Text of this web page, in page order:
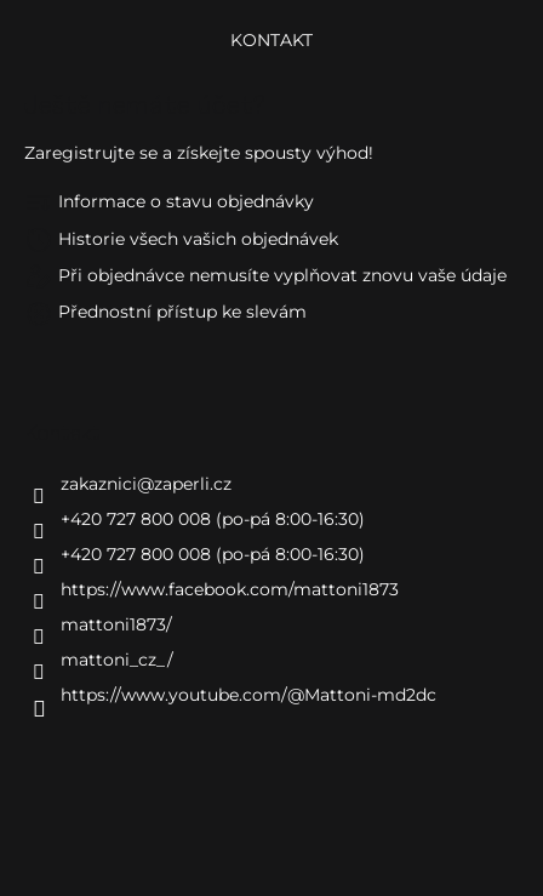
KONTAKT
Zaregistrujte se a získejte spousty výhod!
Informace o stavu objednávky
Historie všech vašich objednávek
Při objednávce nemusíte vyplňovat znovu vaše údaje
Přednostní přístup ke slevám
zakaznici@zaperli.cz
+420 727 800 008 (po-pá 8:00-16:30)
+420 727 800 008 (po-pá 8:00-16:30)
https://www.facebook.com/mattoni1873
mattoni1873/
mattoni_cz_/
https://www.youtube.com/@Mattoni-md2dc